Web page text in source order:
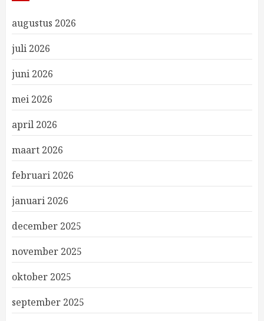
augustus 2026
juli 2026
juni 2026
mei 2026
april 2026
maart 2026
februari 2026
januari 2026
december 2025
november 2025
oktober 2025
september 2025